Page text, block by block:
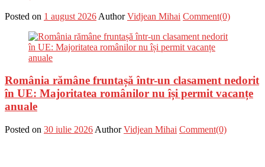
Posted on 1 august 2026 Author Vidjean Mihai Comment(0)
România rămâne fruntașă într-un clasament nedorit
în UE: Majoritatea românilor nu își permit vacanțe
anuale
Posted on 30 iulie 2026 Author Vidjean Mihai Comment(0)